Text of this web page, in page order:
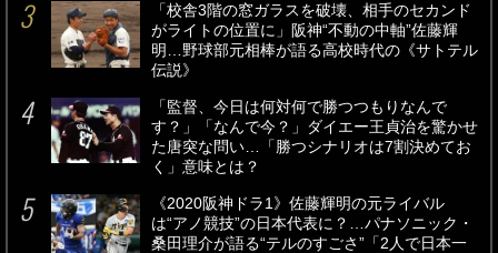
「校舎3階の窓ガラスを破壊、相手のセカンド
がライトの位置に」阪神“不動の中軸”佐藤輝
明…野球部元相棒が語る高校時代の《サトテル
伝説》
「監督、今日は何対何で勝つつもりなんで
す？」「なんで今？」ダイエー王貞治を驚かせ
た唐突な問い…「勝つシナリオは7割決めてお
く」意味とは？
《2020阪神ドラ1》佐藤輝明の元ライバル
は“アノ競技”の日本代表に？…パナソニック・
桑田理介が語る“テルのすごさ”「2人で日本一